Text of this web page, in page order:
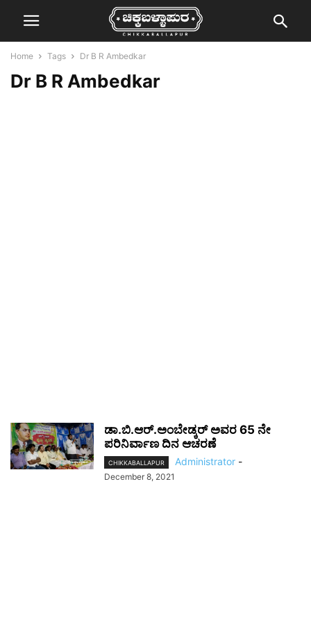
Home Tags Dr B R Ambedkar
Dr B R Ambedkar
ಡಾ.ಬಿ.ಆರ್.ಅಂಬೇಡ್ಕರ್ ಅವರ 65 ನೇ
ಪರಿನಿರ್ವಾಣ ದಿನ ಆಚರಣೆ
CHIKKABALLAPUR Administrator -
December 8, 2021